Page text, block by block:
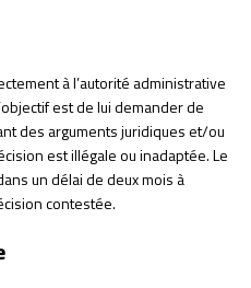
à l’autorité administrative
est de lui demander de
des arguments juridiques et/ou
est illégale ou inadaptée. Le
un délai de deux mois à
contestée.